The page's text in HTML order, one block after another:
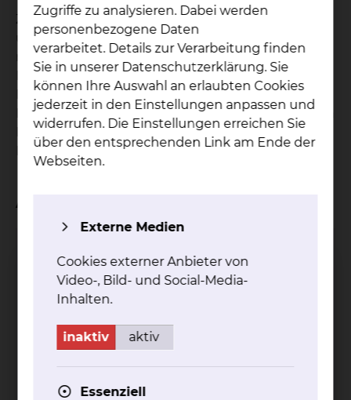
Zu den Aufgaben unserer ehrenamtlichen und
unabhängigen Patientenfürsprecherinnen gehört
neben allgemeinen Auskünften zu einem
Krankenhausaufenthalt auch die
Kontaktaufnahme zu Mitarbeiterinnen und
Mitarbeitern in den betreffenden Bereichen, um in
Ihrem ausdrücklichen Auftrag angemessene
Lösungen für Ihre Belange zu finden.
Ansprechpartner
Christine Wolnik
Zugriffe zu analysieren. Dabei werden
personenbezogene Daten
verarbeitet. Details zur Verarbeitung finden
Sie in unserer Datenschutzerklärung. Sie
können Ihre Auswahl an erlaubten Cookies
jederzeit in den Einstellungen anpassen und
widerrufen. Die Einstellungen erreichen Sie
über den entsprechenden Link am Ende der
Webseiten.
Externe Medien
Cookies externer Anbieter von
Video-, Bild- und Social-Media-
Inhalten.
inaktiv aktiv
Essenziell